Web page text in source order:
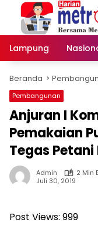
Langsung
konten
Lampung
Beranda
Pembangunan
Anjuran I
Pemakaian
Tegas
Admin
2 Min
Juli 30, 2019
Post Views: 999